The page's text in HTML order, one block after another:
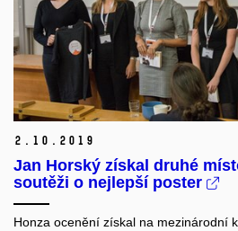
2. 10. 2019
Jan Horský získal druhé
soutěži o nejlepší poster
Honza ocenění získal na mezinárodní